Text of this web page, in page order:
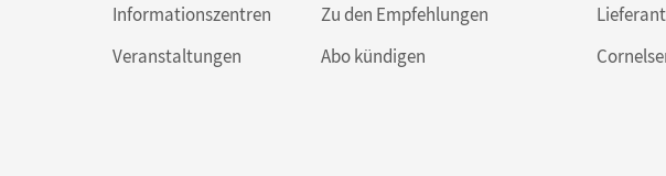
Informationszentren
Veranstaltungen
Zu den Empfehlungen
Abo kündigen